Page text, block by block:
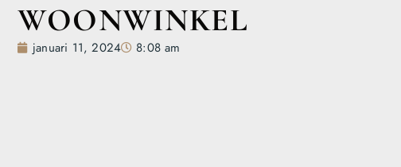
WOONWINKEL
januari 11, 2024 8:08 am